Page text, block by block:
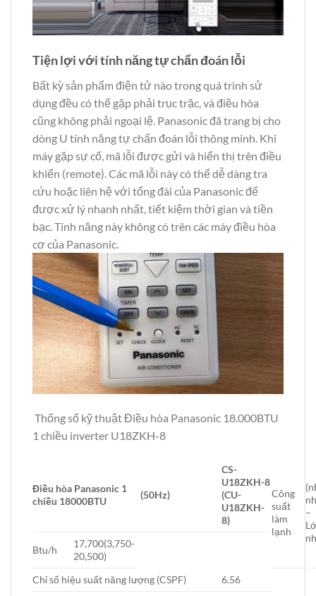
Tiện lợi với tính năng tự chẩn đoán lỗi
Bất kỳ sản phẩm điện tử nào trong quá trình sử
dụng đều có thể gặp phải trục trặc, và điều hòa
cũng không phải ngoại lệ. Panasonic đã trang bị cho
dòng U tính năng tự chẩn đoán lỗi thông minh. Khi
máy gặp sự cố, mã lỗi được gửi và hiển thị trên điều
khiển (remote). Các mã lỗi này có thể dễ dàng tra
cứu hoặc liên hệ với tổng đài của Panasonic để
được xử lý nhanh nhất, tiết kiệm thời gian và tiền
bạc. Tính năng này không có trên các máy điều hòa
cơ của Panasonic.
Thống số kỹ thuật Điều hòa Panasonic 18.000BTU
1 chiều inverter U18ZKH-8
Điều hòa Panasonic 1
chiều 18000BTU
(50Hz)
CS-
U18ZKH-8
(CU-
U18ZKH-
8)
Công
suất
làm
lạnh
–
Btu/h
17,700(3,750-
20,500)
Chỉ số hiệu suất năng lượng (CSPF)
6.56